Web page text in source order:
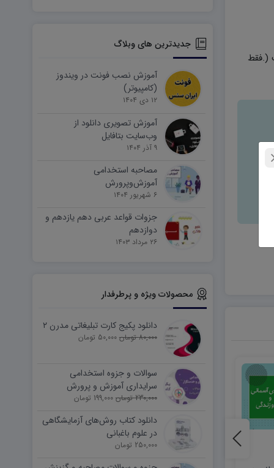
کتاب در سال ۱۴۰۱ است (.فقط
جدیدترین های وبلاگ
آموزش نصب فونت در ویندوز
(کامپیوتر)
۱۲ دی ۱۴۰۴
آموزش تصویری دانلود از
وب‌سایت بتافایل
۹ آذر ۱۴۰۴
مصاحبه استخدامی
آموزش‌وپرورش
۶ شهریور ۱۴۰۴
جزوات قواعد عربی دهم یازدهم و
دوازدهم
۲۶ مرداد ۱۴۰۳
محصولات ویژه و پرطرفدار
دانلود پکیج کارت تبلیغاتی مدرن ۲
80,000 تومان 50,000 تومان
سوالات و جزوه استخدامی
سرایداری آموزش و پرورش
(نیروی خدماتی)
230,000 تومان 199,000 تومان
دانلود کتاب روش‌های آزمایشگاهی
در علوم باغبانی
250,000 تومان